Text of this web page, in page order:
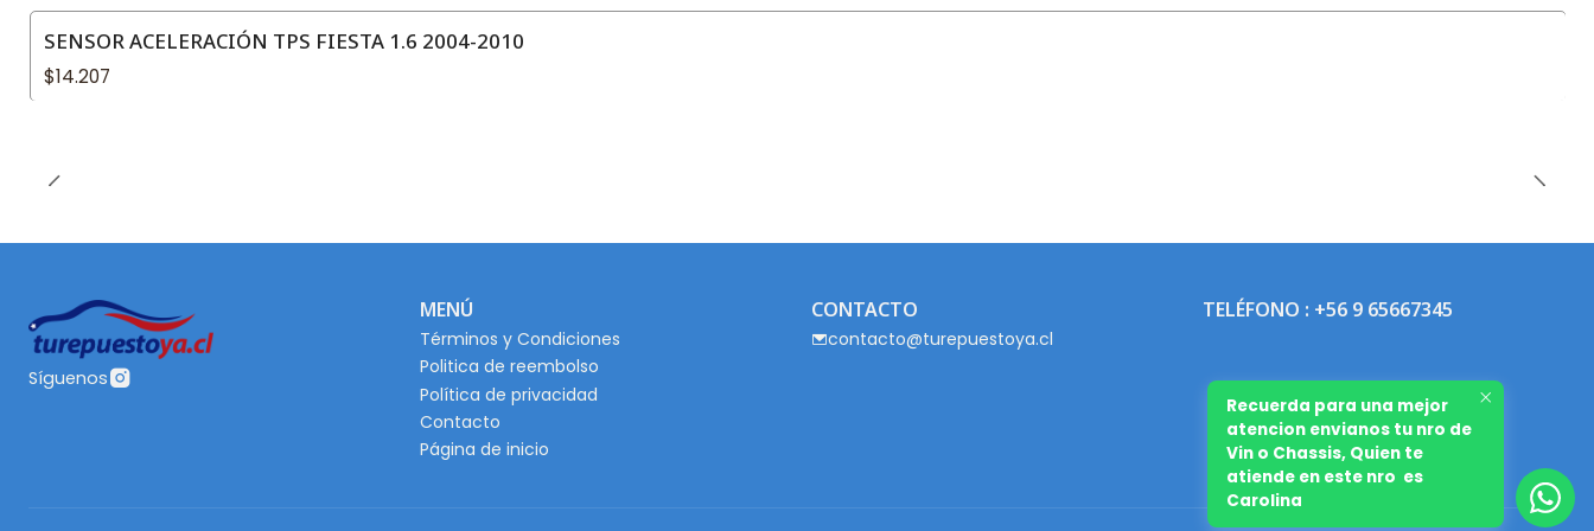
SENSOR ACELERACIÓN TPS FIESTA 1.6 2004-2010
$14.207
Síguenos
MENÚ
Términos y Condiciones
Politica de reembolso
Política de privacidad
Contacto
Página de inicio
CONTACTO
contacto@turepuestoya.cl
TELÉFONO : +56 9 65667345
Recuerda para una mejor
atencion envianos tu nro de
Vin o Chassis, Quien te
atiende en este nro es
Carolina